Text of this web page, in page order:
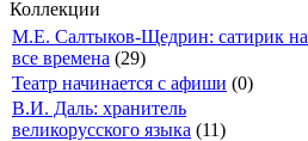
Коллекции
М.Е. Салтыков-Щедрин: сатирик на
все времена (29)
Театр начинается с афиши (0)
В.И. Даль: хранитель
великорусского языка (11)